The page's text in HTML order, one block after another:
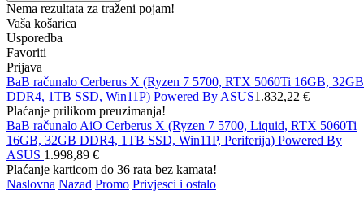
Nema rezultata za traženi pojam!
Vaša košarica
Usporedba
Favoriti
Prijava
BaB računalo Cerberus X (Ryzen 7 5700, RTX 5060Ti 16GB, 32GB
DDR4, 1TB SSD, Win11P) Powered By ASUS1.832,22 €
Plaćanje prilikom preuzimanja!
BaB računalo AiO Cerberus X (Ryzen 7 5700, Liquid, RTX 5060Ti
16GB, 32GB DDR4, 1TB SSD, Win11P, Periferija) Powered By
ASUS 1.998,89 €
Plaćanje karticom do 36 rata bez kamata!
Naslovna Nazad Promo Privjesci i ostalo